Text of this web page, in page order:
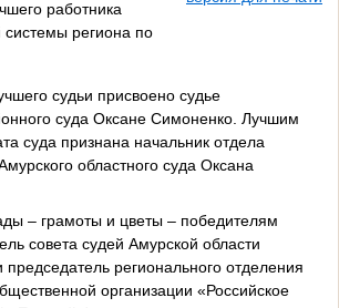
работника
региона по
судьи присвоено судье
суда Оксане Симоненко. Лучшим
суда признана начальник отдела
областного суда Оксана
– грамоты и цветы – победителям
совета судей Амурской области
председатель регионального отделения
организации «Российское